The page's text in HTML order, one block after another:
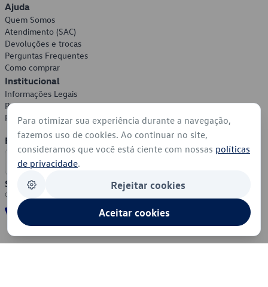
Ajuda
Quem Somos
Atendimento (SAC)
Devoluções e trocas
Perguntas Frequentes
Como comprar
Institucional
Informações Legais
Política de Privacidade
Política de Cookies
Formas de Pagamento
Segurança
Para otimizar sua experiência durante a navegação,
fazemos uso de cookies. Ao continuar no site,
consideramos que você está ciente com nossas políticas
de privacidade.
Rejeitar cookies
Aceitar cookies